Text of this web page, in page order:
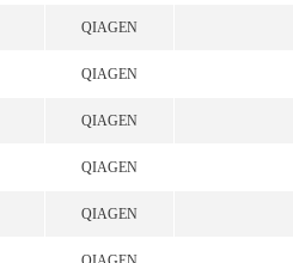
QIAGEN
QIAGEN
QIAGEN
QIAGEN
QIAGEN